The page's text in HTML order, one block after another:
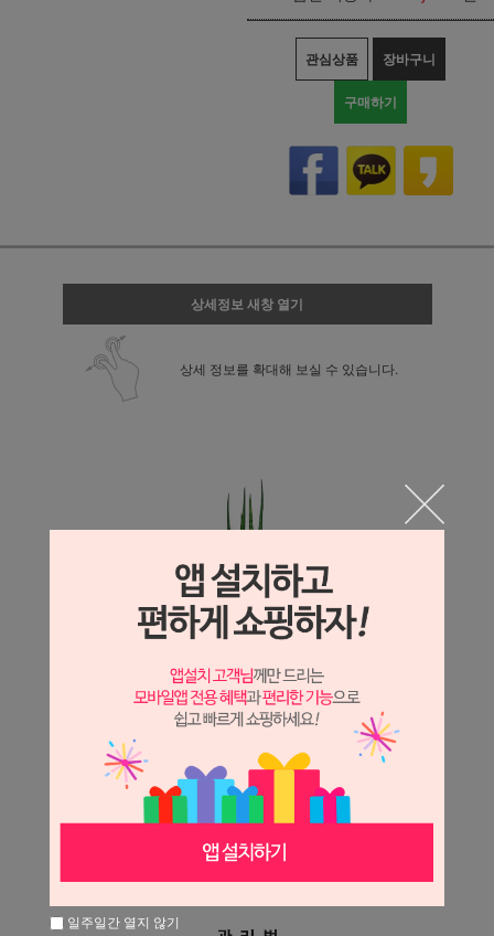
관심상품 장바구니
구매하기
상세정보 새창 열기
상세 정보를 확대해 보실 수 있습니다.
일주일간 열지 않기